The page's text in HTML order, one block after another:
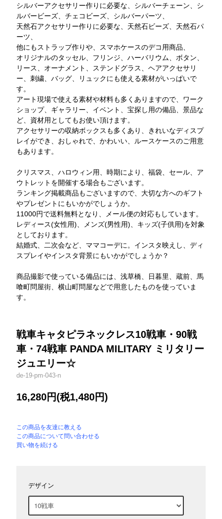
シルバーアクセサリー作りに必要な、シルバーチェーン、シ
ルバービーズ、チェコビーズ、シルバーパーツ、
天然石アクセサリー作りに必要な、天然石ビーズ、天然石パ
ーツ、
他にもストラップ作りや、スマホケースのデコ用商品、
オリジナルのタッセル、フリンジ、ハーバリウム、ボタン、
リース、オーナメント、ステンドグラス、ヘアアクセサリ
ー、刺繍、バッグ、リュックにも使える素材がいっぱいで
す。
アート現場で使える素材や材料も多くありますので、ワーク
ショップ、ギャラリー、イベント、宝探し用の備品、景品な
ど、資材用としてもお使い頂けます。
アクセサリーの収納ボックスも多くあり、きれいなディスプ
レイができ、おしゃれで、かわいい、ルースケースのご用意
もあります。
クリスマス、ハロウィン用、時期により、福袋、セール、ア
ウトレットを開催する場合もございます。
ランキング掲載商品もございますので、大切な方へのギフト
やプレゼントにもいかがでしょうか。
11000円で送料無料となり、メール便の対応もしています。
レディース(女性用)、メンズ(男性用)、キッズ(子供用)を対象
としております。
結婚式、二次会など、ママコーデに。インスタ映えし、ディ
スプレイやインスタ背景にもいかがでしょうか？
商品撮影で使っている備品には、浅草橋、日暮里、蔵前、馬
喰町問屋街、横山町問屋などで用意したものを使っていま
す。
戦車キャタピラネックレス10戦車・90戦
車・74戦車 PANDA MILITARY ミリタリー
ジュエリー☆
de-19-pm-043-n
16,280円(税1,480円)
この商品を友達に教える
この商品について問い合わせる
買い物を続ける
デザイン